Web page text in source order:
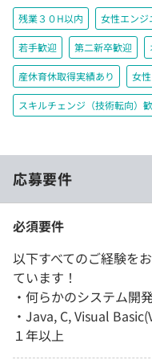
残業３０H以内 女性エンジ
若手歓迎 第二新卒歓迎
産休育休取得実績あり 女
スキルチェンジ（技術転向）
応募要件
必須要件
以下すべてのご経験を
ています！
・何らかのシステム
・Java, C, Visual
１年以上